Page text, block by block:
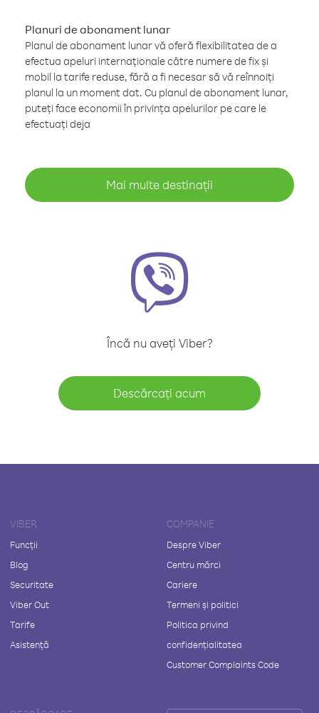
Planuri de abonament lunar
Planul de abonament lunar vă oferă flexibilitatea de a
efectua apeluri internaționale către numere de fix și
mobil la tarife reduse, fără a fi necesar să vă reînnoiți
planul la un moment dat. Cu planul de abonament lunar,
puteți face economii în privința apelurilor pe care le
efectuați deja
Mai multe destinații
Încă nu aveți Viber?
Descărcați acum
VIBER
Funcții
Blog
Securitate
Viber Out
Tarife
Asistență
COMPANIE
Despre Viber
Centru mărci
Cariere
Termeni și politici
Politica privind
confidențialitatea
Customer Complaints Code